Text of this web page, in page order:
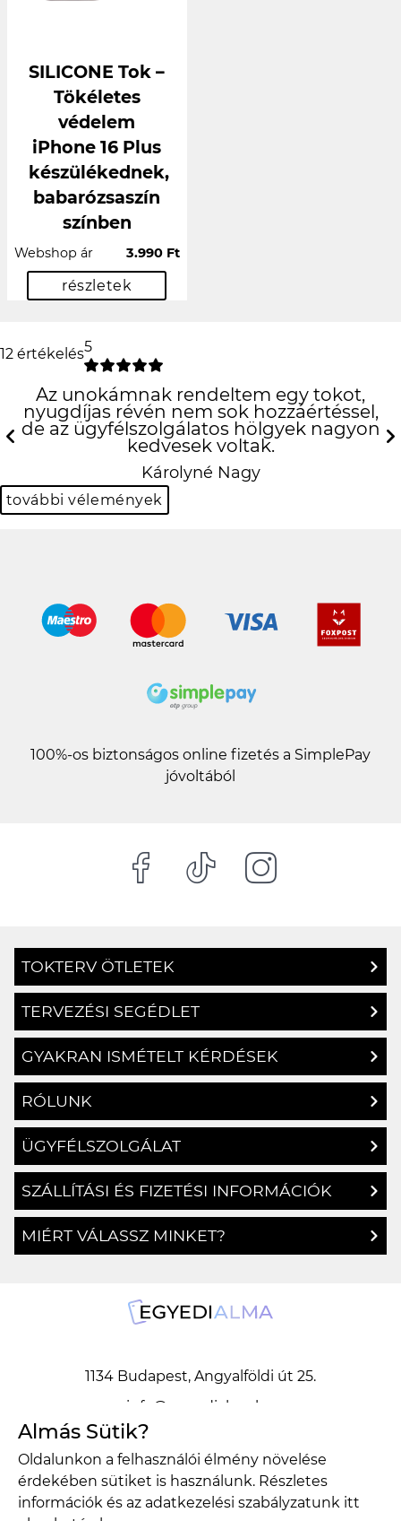
SILICONE Tok –
Tökéletes
védelem
iPhone 16 Plus
készülékednek,
babarózsaszín
színben
Webshop ár 3.990 Ft
részletek
12 értékelés5
Az unokámnak rendeltem egy tokot,
nyugdíjas révén nem sok hozzáértéssel,
de az ügyfélszolgálatos hölgyek nagyon
kedvesek voltak.
Károlyné Nagy
Previous
további vélemények
100%-os biztonságos online fizetés a SimplePay
jóvoltából
TOKTERV ÖTLETEK
TERVEZÉSI SEGÉDLET
GYAKRAN ISMÉTELT KÉRDÉSEK
RÓLUNK
ÜGYFÉLSZOLGÁLAT
SZÁLLÍTÁSI ÉS FIZETÉSI INFORMÁCIÓK
MIÉRT VÁLASSZ MINKET?
1134 Budapest, Angyalföldi út 25.
info@egyedialma.hu
1134 Budapest, Angyalföldi út 25.
info@egyedialma.hu
Almás Sütik?
Oldalunkon a felhasználói élmény növelése
érdekében sütiket is használunk. Részletes
információk és az adatkezelési szabályzatunk itt